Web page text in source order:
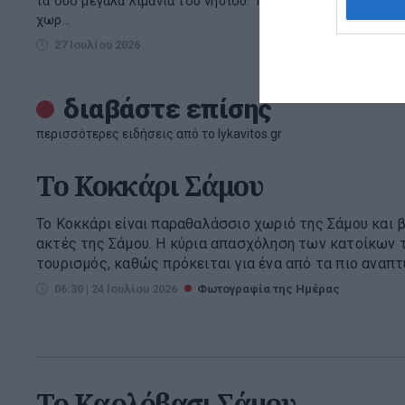
χωρ...
27 Ιουλίου 2026
στα 35 χλμ.
διαβάστε επίσης
περισσότερες ειδήσεις από το lykavitos.gr
To Κοκκάρι Σάμου
Το Κοκκάρι είναι παραθαλάσσιο χωριό της Σάμου και
ακτές της Σάμου. Η κύρια απασχόληση των κατοίκων
τουρισμός, καθώς πρόκειται για ένα από τα πιο
06:30 | 24 Ιουλίου 2026 Φωτογραφία της Ημέρας